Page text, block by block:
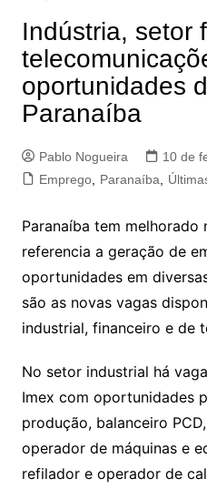
Indústria, setor
oportunidades
Paranaíba
Pablo Nogueira 10 de
Emprego, Paranaíba
Paranaíba tem melhorado
referencia a geração de
oportunidades em
são as novas vagas
industrial, financeiro e de
No setor industrial há
Imex com oportunidades
produção, balanceiro
operador de máquinas e
refilador e operador de